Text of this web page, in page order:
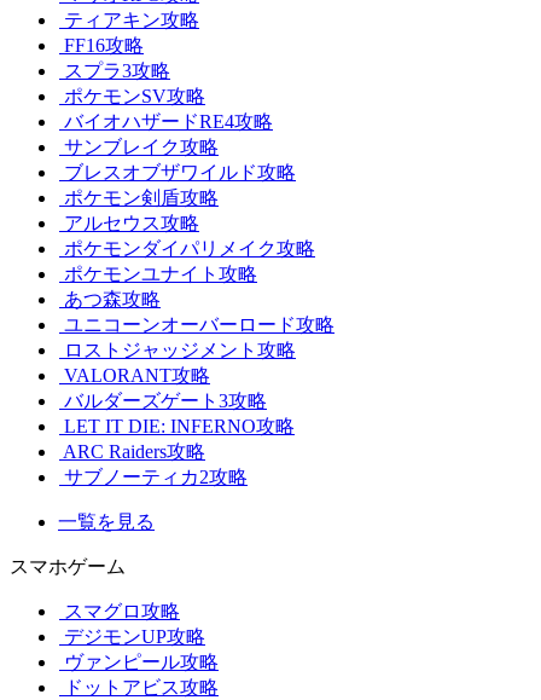
ティアキン攻略
FF16攻略
スプラ3攻略
ポケモンSV攻略
バイオハザードRE4攻略
サンブレイク攻略
ブレスオブザワイルド攻略
ポケモン剣盾攻略
アルセウス攻略
ポケモンダイパリメイク攻略
ポケモンユナイト攻略
あつ森攻略
ユニコーンオーバーロード攻略
ロストジャッジメント攻略
VALORANT攻略
バルダーズゲート3攻略
LET IT DIE: INFERNO攻略
ARC Raiders攻略
サブノーティカ2攻略
一覧を見る
スマホゲーム
スマグロ攻略
デジモンUP攻略
ヴァンピール攻略
ドットアビス攻略